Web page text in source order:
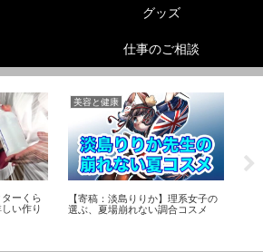
グッズ
仕事のご相談
ターくら
い作り
美容と健康
【寄稿：淡島りりか】理系女子の
選ぶ、夏場崩れない調合コスメ